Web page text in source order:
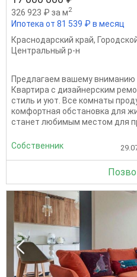
326 923 ₽ за м2
Ипотека от 81 539 ₽ в месяц
Краснодарский край,
Центральный р-н
Предлагаем вашему вниманию
Квартира с дизайнерским
стиль и уют. Все комнаты
комфортная обстановка для
станет любимым местом для
Собственник